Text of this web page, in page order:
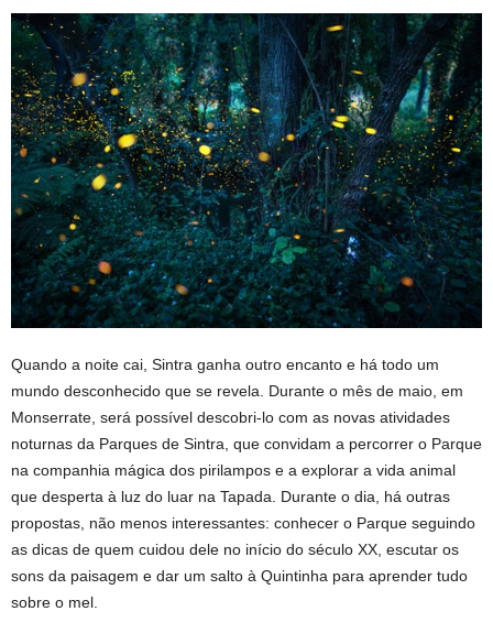
Quando a noite cai, Sintra ganha outro encanto e há todo um
mundo desconhecido que se revela. Durante o mês de maio, em
Monserrate, será possível descobri-lo com as novas atividades
noturnas da Parques de Sintra, que convidam a percorrer o Parque
na companhia mágica dos pirilampos e a explorar a vida animal
que desperta à luz do luar na Tapada. Durante o dia, há outras
propostas, não menos interessantes: conhecer o Parque seguindo
as dicas de quem cuidou dele no início do século XX, escutar os
sons da paisagem e dar um salto à Quintinha para aprender tudo
sobre o mel.